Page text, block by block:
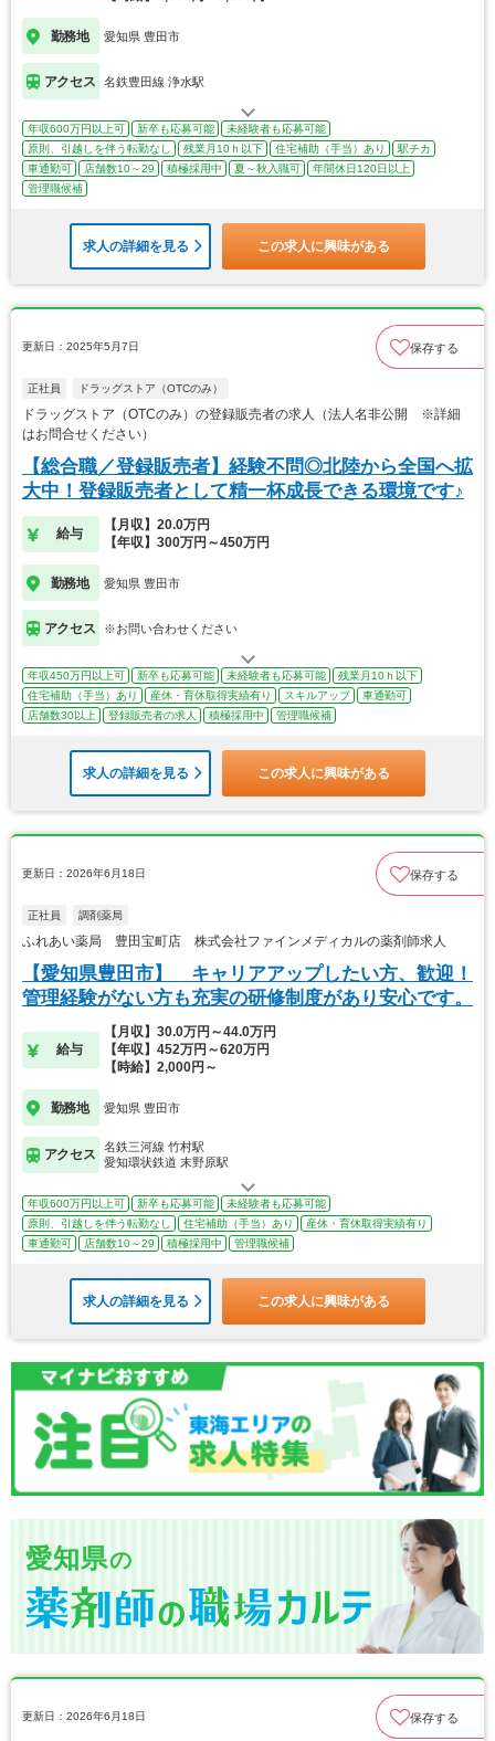
勤務地 愛知県 豊田市
アクセス 名鉄豊田線 浄水駅
年収600万円以上可 新卒も応募可能
未経験者も応募可能
原則、引越しを伴う転勤なし
残業月10ｈ以下 住宅補助（手当）あり
駅チカ
車通勤可
店舗数10～29 積極採用中 夏～秋入職可
年間休日120日以上
管理職候補
求人の詳細を見る この求人に興味がある
更新日：2025年5月7日 保存する
正社員 ドラッグストア（OTCのみ）
ドラッグストア（OTCのみ）の登録販売者の求人（法人名非公開 ※詳細
はお問合せください）
【総合職／登録販売者】経験不問◎北陸から全国へ拡
大中！登録販売者として精一杯成長できる環境です♪
給与
【月収】20.0万円
【年収】300万円～450万円
勤務地 愛知県 豊田市
アクセス ※お問い合わせください
年収450万円以上可 新卒も応募可能 未経験者も応募可能
残業月10ｈ以下
住宅補助（手当）あり
産休・育休取得実績有り スキルアップ
車通勤可
店舗数30以上
登録販売者の求人 積極採用中 管理職候補
求人の詳細を見る この求人に興味がある
更新日：2026年6月18日 保存する
正社員 調剤薬局
ふれあい薬局 豊田宝町店 株式会社ファインメディカルの薬剤師求人
【愛知県豊田市】 キャリアアップしたい方、歓迎！
管理経験がない方も充実の研修制度があり安心です。
給与
【月収】30.0万円～44.0万円
【年収】452万円～620万円
【時給】2,000円～
勤務地 愛知県 豊田市
アクセス
名鉄三河線 竹村駅
愛知環状鉄道 末野原駅
年収600万円以上可 新卒も応募可能
未経験者も応募可能
原則、引越しを伴う転勤なし
住宅補助（手当）あり
産休・育休取得実績有り
車通勤可
店舗数10～29 積極採用中 管理職候補
求人の詳細を見る この求人に興味がある
愛知県の
更新日：2026年6月18日 保存する